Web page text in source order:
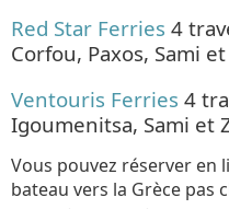
Red Star Ferries 4
Corfou, Paxos, Sami
Ventouris Ferries 4
Igoumenitsa, Sami et
Vous pouvez réserver en
bateau vers la Grèce pas